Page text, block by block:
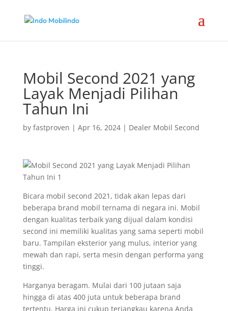
Mobil Second 2021 yang
Layak Menjadi Pilihan
Tahun Ini
by fastproven | Apr 16, 2024| Dealer Mobil Second
Bicara mobil second 2021, tidak akan lepas dari
beberapa brand mobil ternama di negara ini. Mobil
dengan kualitas terbaik yang dijual dalam kondisi
second ini memiliki kualitas yang sama seperti mobil
baru. Tampilan eksterior yang mulus, interior yang
mewah dan rapi, serta mesin dengan performa yang
tinggi.
Harganya beragam. Mulai dari 100 jutaan saja
hingga di atas 400 juta untuk beberapa brand
tertentu. Harga ini cukup terjangkau karena Anda